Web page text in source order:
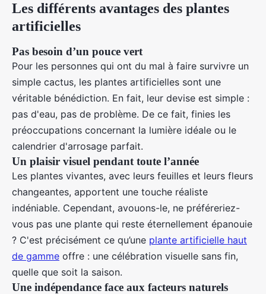
Les différents avantages des plantes
artificielles
Pas besoin d’un pouce vert
Pour les personnes qui ont du mal à faire survivre un
simple cactus, les plantes artificielles sont une
véritable bénédiction. En fait, leur devise est simple :
pas d'eau, pas de problème. De ce fait, finies les
préoccupations concernant la lumière idéale ou le
calendrier d'arrosage parfait.
Un plaisir visuel pendant toute l’année
Les plantes vivantes, avec leurs feuilles et leurs fleurs
changeantes, apportent une touche réaliste
indéniable. Cependant, avouons-le, ne préféreriez-
vous pas une plante qui reste éternellement épanouie
? C'est précisément ce qu’une plante artificielle haut
de gamme offre : une célébration visuelle sans fin,
quelle que soit la saison.
Une indépendance face aux facteurs naturels